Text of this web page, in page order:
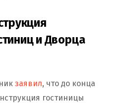
и Дворца
заявил, что до конца
гостиницы